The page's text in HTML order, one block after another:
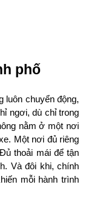
phố
luôn chuyển động,
ngơi, dù chỉ trong
nằm ở một nơi
Một nơi đủ riêng
thoải mái để tận
Và đôi khi, chính
mỗi hành trình